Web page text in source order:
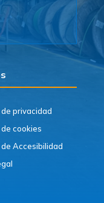
privacidad
cookies
Accesibilidad